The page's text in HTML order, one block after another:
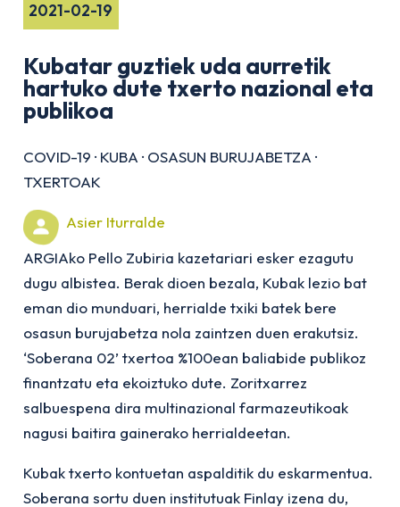
2021-02-19
Kubatar guztiek uda aurretik
hartuko dute txerto nazional eta
publikoa
COVID-19 · KUBA · OSASUN BURUJABETZA ·
TXERTOAK
Asier Iturralde
ARGIAko Pello Zubiria kazetariari esker ezagutu
dugu albistea. Berak dioen bezala, Kubak lezio bat
eman dio munduari, herrialde txiki batek bere
osasun burujabetza nola zaintzen duen erakutsiz.
‘Soberana 02’ txertoa %100ean baliabide publikoz
finantzatu eta ekoiztuko dute. Zoritxarrez
salbuespena dira multinazional farmazeutikoak
nagusi baitira gainerako herrialdeetan.
Kubak txerto kontuetan aspalditik du eskarmentua.
Soberana sortu duen institutuak Finlay izena du,